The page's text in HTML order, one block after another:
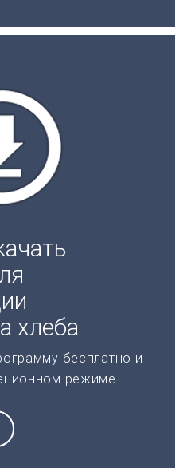
хлеба
бесплатно и
режиме